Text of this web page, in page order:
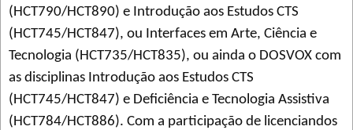
(HCT790/HCT890) e Introdução aos Estudos CTS
(HCT745/HCT847), ou Interfaces em Arte, Ciência e
Tecnologia (HCT735/HCT835), ou ainda o DOSVOX com
as disciplinas Introdução aos Estudos CTS
(HCT745/HCT847) e Deficiência e Tecnologia Assistiva
(HCT784/HCT886). Com a participação de licenciandos